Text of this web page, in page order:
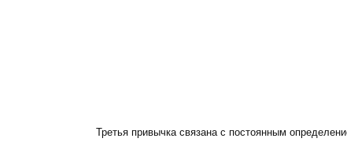
Третья привычка связана с постоянным